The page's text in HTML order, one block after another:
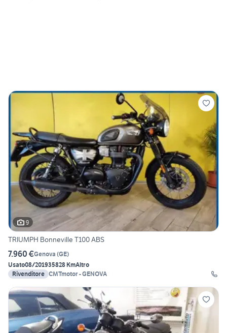
9
TRIUMPH Bonneville T100 ABS
7.960 €Genova (GE)
Usato08/201935828 KmAltro
Rivenditore CMTmotor - GENOVA